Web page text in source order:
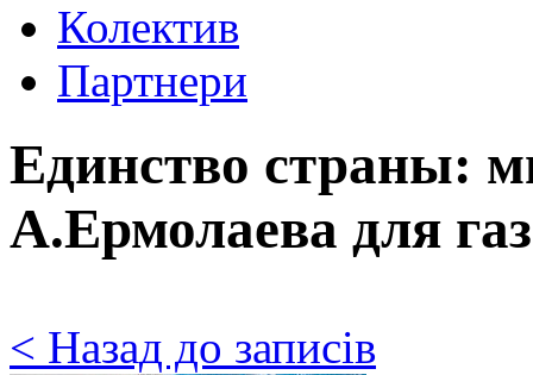
Колектив
Партнери
Единство страны:
А.Ермолаева для
< Назад до записів